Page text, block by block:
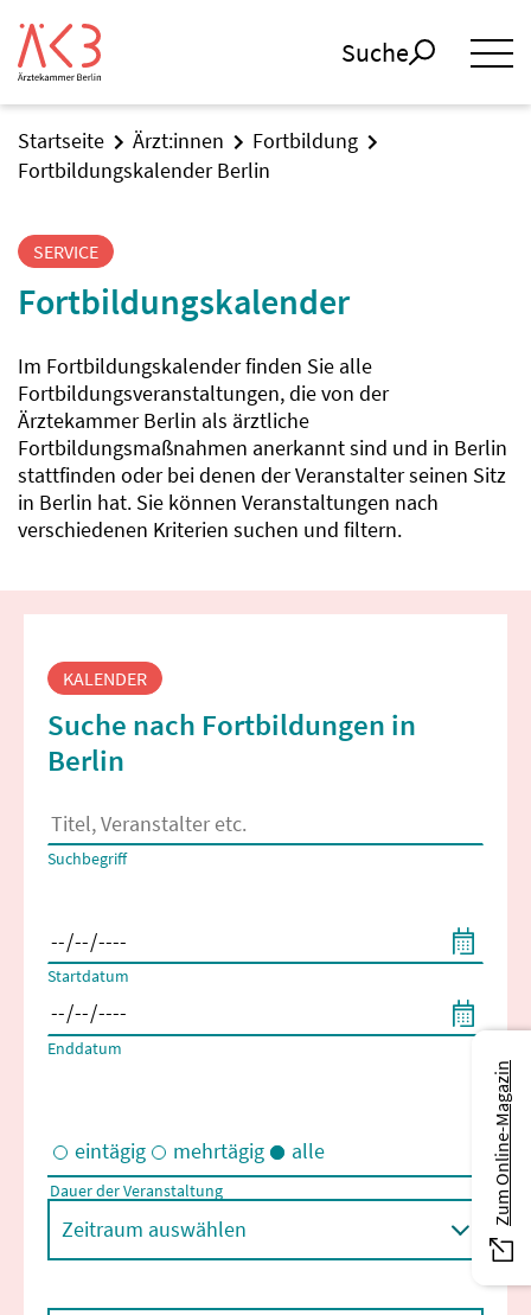
Suche
Startseite Ärzt:innen
Fortbildung
Fortbildungskalender Berlin
SERVICE
Fortbildungskalender
Im Fortbildungskalender finden Sie alle
Fortbildungsveranstaltungen, die von der
Ärztekammer Berlin als ärztliche
Fortbildungsmaßnahmen anerkannt sind und in Berlin
stattfinden oder bei denen der Veranstalter seinen Sitz
in Berlin hat. Sie können Veranstaltungen nach
verschiedenen Kriterien suchen und filtern.
Fortbildungssuche
KALENDER
Suche nach Fortbildungen in
Berlin
Es erscheinen Suchvorschläge, wenn mindestens 2 Zeichen
Suchbegriff
Startdatum
Enddatum
Eintägige und/oder mehrtägige Veranstaltungen
eintägig mehrtägig alle
Dauer der Veranstaltung
Zeitraum auswählen
Zum Online-Magazin